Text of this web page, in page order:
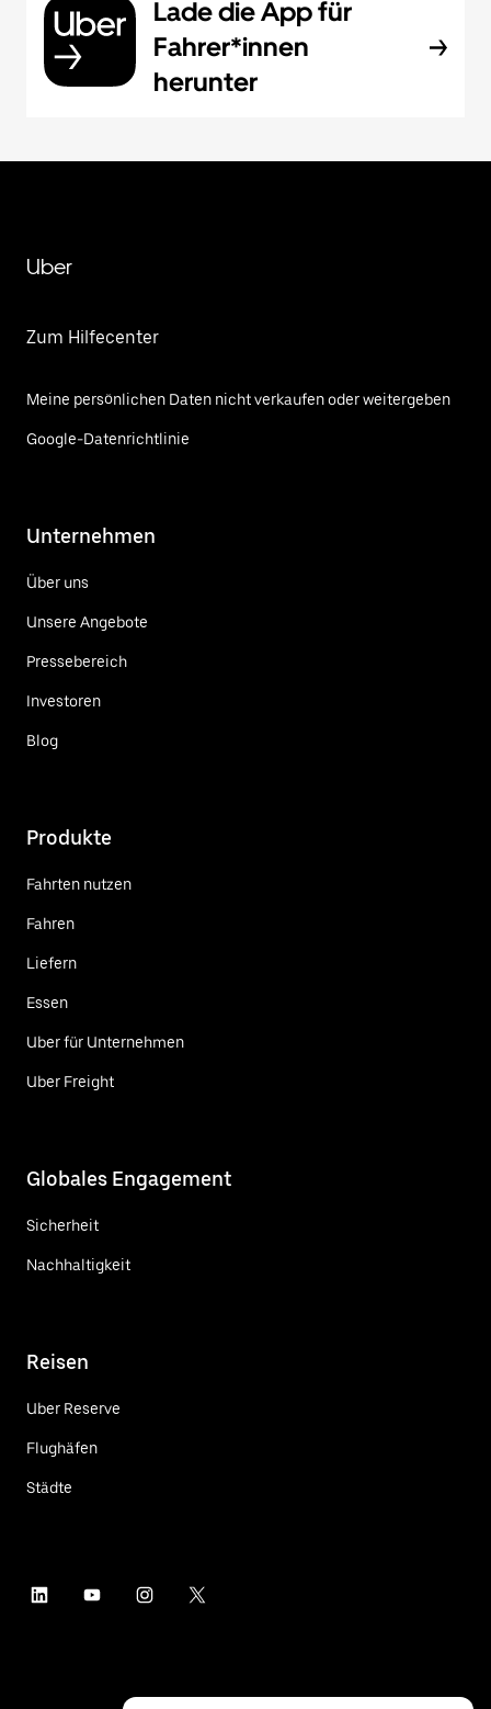
Lade die App für
Fahrer*innen
herunter
Uber
Zum Hilfecenter
Meine persönlichen Daten nicht verkaufen oder weitergeben
Google-Datenrichtlinie
Unternehmen
Über uns
Unsere Angebote
Pressebereich
Investoren
Blog
Produkte
Fahrten nutzen
Fahren
Liefern
Essen
Uber für Unternehmen
Uber Freight
Globales Engagement
Sicherheit
Nachhaltigkeit
Reisen
Uber Reserve
Flughäfen
Städte